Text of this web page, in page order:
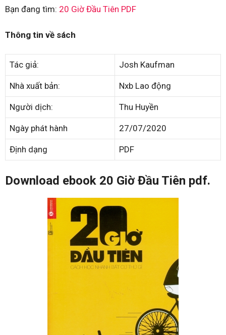
Bạn đang tìm: 20 Giờ Đầu Tiên PDF
Thông tin về sách
Tác giả: Josh Kaufman
Nhà xuất bản: Nxb Lao động
Người dịch: Thu Huyền
Ngày phát hành 27/07/2020
Định dạng PDF
Download ebook 20 Giờ Đầu Tiên pdf.